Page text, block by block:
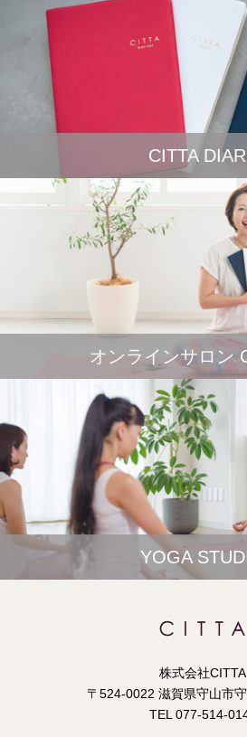
CITTA
オンラインサロン
YOGA
株式会社CITTA
〒524-0022 滋賀県守山市
TEL 077-514-